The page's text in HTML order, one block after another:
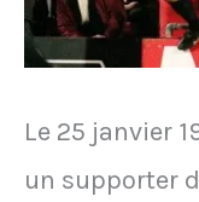
du
1970
après
Le 25 janvier
un supporter